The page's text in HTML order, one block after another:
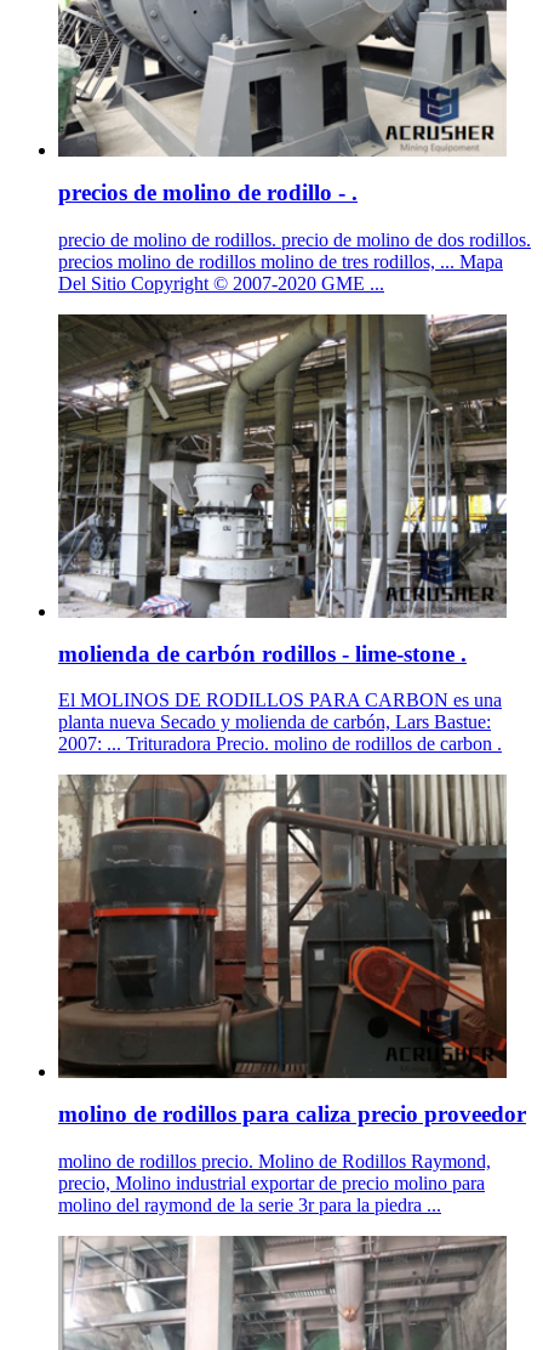
precios de molino de rodillo - .
precio de molino de rodillos. precio de molino de dos rodillos.
precios molino de rodillos molino de tres rodillos, ... Mapa
Del Sitio Copyright © 2007-2020 GME ...
molienda de carbón rodillos - lime-stone .
El MOLINOS DE RODILLOS PARA CARBON es una
planta nueva Secado y molienda de carbón, Lars Bastue:
2007: ... Trituradora Precio. molino de rodillos de carbon .
molino de rodillos para caliza precio proveedor
molino de rodillos precio. Molino de Rodillos Raymond,
precio, Molino industrial exportar de precio molino para
molino del raymond de la serie 3r para la piedra ...